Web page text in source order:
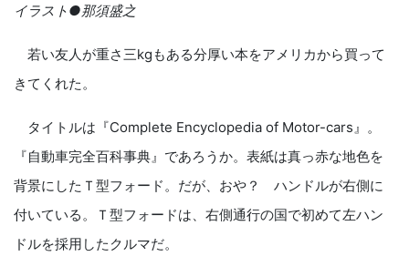
イラスト●那須盛之
若い友人が重さ三kgもある分厚い本をアメリカから買って
きてくれた。
タイトルは『Complete Encyclopedia of Motor-cars』。
『自動車完全百科事典』であろうか。表紙は真っ赤な地色を
背景にしたＴ型フォード。だが、おや？ ハンドルが右側に
付いている。Ｔ型フォードは、右側通行の国で初めて左ハン
ドルを採用したクルマだ。